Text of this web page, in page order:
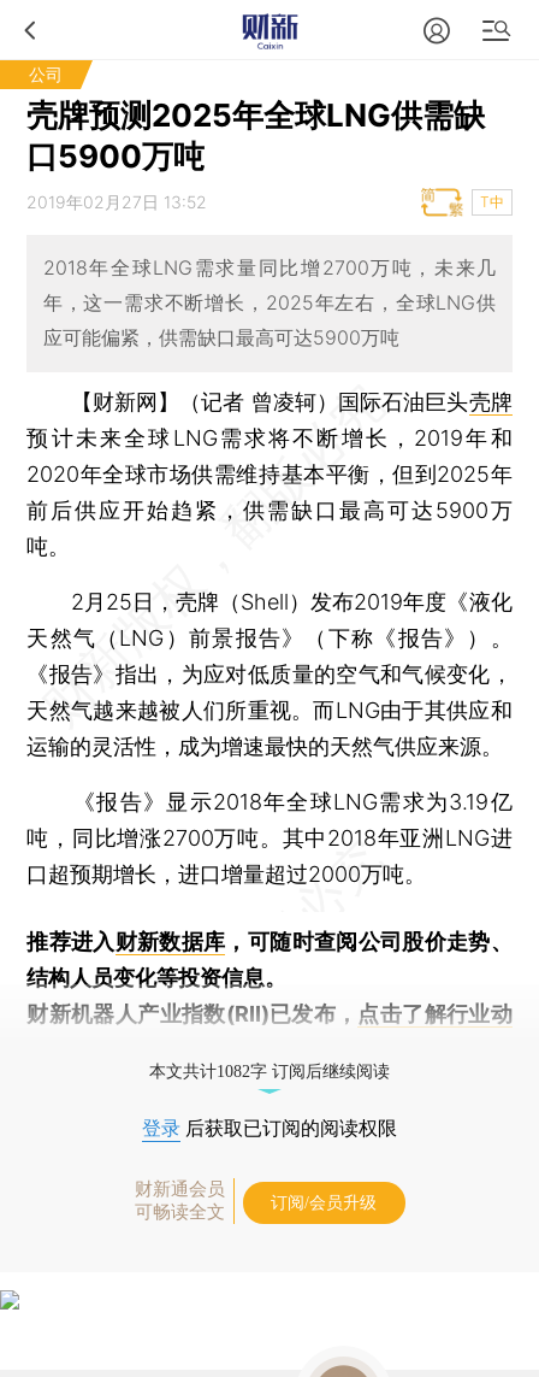
公司
壳牌预测2025年全球LNG供需缺
口5900万吨
2019年02月27日 13:52 T中
2018年全球LNG需求量同比增2700万吨，未来几
年，这一需求不断增长，2025年左右，全球LNG供
应可能偏紧，供需缺口最高可达5900万吨
【财新网】（记者 曾凌轲） 国际石油巨头壳牌
预计未来全球LNG需求将不断增长，2019年和
2020年全球市场供需维持基本平衡，但到2025年
前后供应开始趋紧，供需缺口最高可达5900万
吨。
2月25日，壳牌（Shell）发布2019年度《液化
天然气（LNG）前景报告》（下称《报告》）。
《报告》指出，为应对低质量的空气和气候变化，
天然气越来越被人们所重视。而LNG由于其供应和
运输的灵活性，成为增速最快的天然气供应来源。
《报告》显示2018年全球LNG需求为3.19亿
吨，同比增涨2700万吨。其中2018年亚洲LNG进
口超预期增长，进口增量超过2000万吨。
推荐进入财新数据库 ，可随时查阅公司股价走势、
结构人员变化等投资信息。
财新机器人产业指数(RII)已发布， 点击了解行业动
本文共计1082字 订阅后继续阅读
登录 后获取已订阅的阅读权限
财新通会员
可畅读全文
订阅/会员升级